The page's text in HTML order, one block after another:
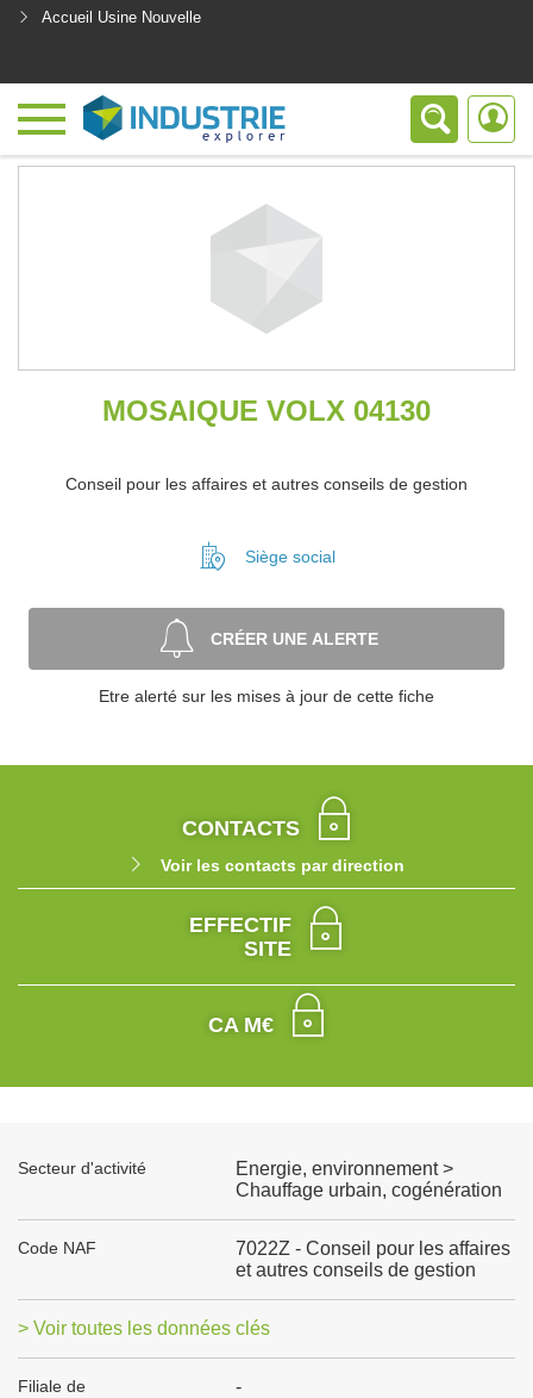
Accueil Usine Nouvelle
MOSAIQUE VOLX 04130
Conseil pour les affaires et autres conseils de gestion
Siège social
CRÉER UNE ALERTE
Etre alerté sur les mises à jour de cette fiche
CONTACTS
Voir les contacts par direction
EFFECTIF
SITE
CA M€
Secteur d'activité
Energie, environnement >
Chauffage urbain, cogénération
Code NAF
7022Z - Conseil pour les affaires
et autres conseils de gestion
> Voir toutes les données clés
Filiale de -